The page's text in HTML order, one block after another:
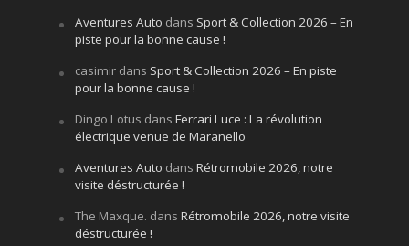
Aventures Auto dans Sport & Collection 2026 – En
piste pour la bonne cause !
casimirdans Sport & Collection 2026 – En piste
pour la bonne cause !
Dingo Lotus dans Ferrari Luce : La révolution
électrique venue de Maranello
Aventures Auto dans Rétromobile 2026, notre
visite déstructurée !
The Maxque. dans Rétromobile 2026, notre visite
déstructurée !